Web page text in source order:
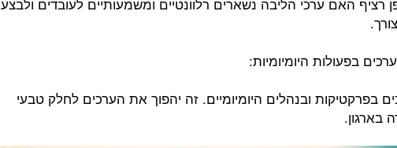
בפרקטיקות ובנהלים היומיומיים. זה יהפוך את הערכים לחלק טבעי
בארגון.